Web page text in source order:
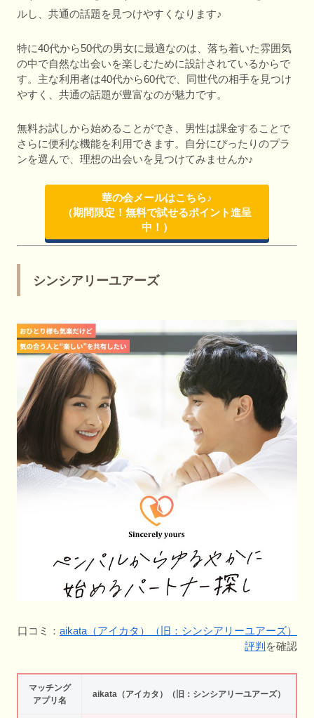
ルし、共通の話題を見つけやすくなります♪
特に40代から50代の男女に最適なのは、落ち着いた雰囲気
の中で自然な出会いを楽しむために設計されているからで
す。主な利用者は40代から60代で、同世代の相手を見つけ
やすく、共通の話題が豊富なのが魅力です。
無料お試しから始めることができ、男性は課金することで
さらに便利な機能を利用できます。自分にぴったりのプラ
ンを選んで、理想の出会いを見つけてみませんか♪
華の会メールはこちら♪
（期間限定！無料で試せるポイント進呈
中！）
シンシアリーユアーズ
口コミ： aikata（アイカタ）（旧：シンシアリーユアーズ）
評判 を確認
マッチング
アプリ名
aikata（アイカタ）（旧：シンシアリーユアーズ）